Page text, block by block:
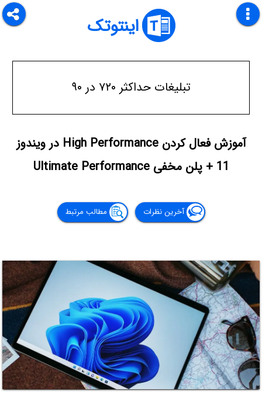
اینتوتک
تبلیغات حداکثر ۷۲۰ در ۹۰
آموزش فعال کردن High Performance در ویندوز
11 + پلن مخفی Ultimate Performance
آخرین نظرات مطالب مرتبط